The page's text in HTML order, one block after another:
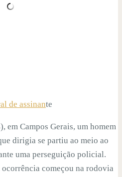
de assinante
em Campos Gerais, um homem
dirigia se partiu ao meio ao
uma perseguição policial.
começou na rodovia